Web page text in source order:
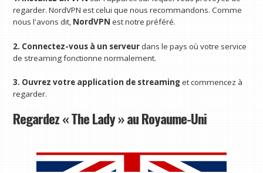
regarder. NordVPN est celui que nous recommandons. Comme
nous l'avons dit, NordVPN est notre préféré.
2. Connectez-vous à un serveurdans le pays où votre service
de streaming fonctionne normalement.
3. Ouvrez votre application de streaming et commencez à
regarder.
Regardez « The Lady » au Royaume-Uni